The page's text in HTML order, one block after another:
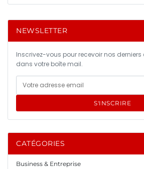
NEWSLETTER
Inscrivez-vous pour recevoir nos
dans votre boîte mail.
S'INSCRIRE
CATÉGORIES
Business & Entreprise